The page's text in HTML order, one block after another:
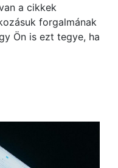
a cikkek
forgalmának
Ön is ezt tegye, ha